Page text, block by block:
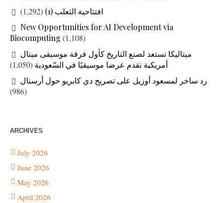
افتتاحية الثعلب (1)
(1,292)
New Opportunities for AI Development via
Biocomputing (1,108)
ميتاليكا تستعد لصنع التاريخ كأول فرقة موسيقى ميتال
أمريكية تقدم عرضا موسيقيًا في السّعودية (1,050)
رد ساخر لمسعود أوزيل على تصريح دي كابريو حول أرسنال
(986)
ARCHIVES
July 2026
June 2026
May 2026
April 2026